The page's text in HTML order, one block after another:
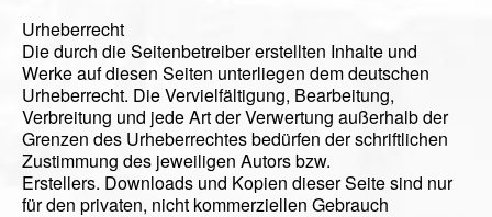
Urheberrecht
Die durch die Seitenbetreiber erstellten Inhalte und
Werke auf diesen Seiten unterliegen dem deutschen
Urheberrecht. Die Vervielfältigung, Bearbeitung,
Verbreitung und jede Art der Verwertung außerhalb der
Grenzen des Urheberrechtes bedürfen der schriftlichen
Zustimmung des jeweiligen Autors bzw.
Erstellers. Downloads und Kopien dieser Seite sind nur
für den privaten, nicht kommerziellen Gebrauch